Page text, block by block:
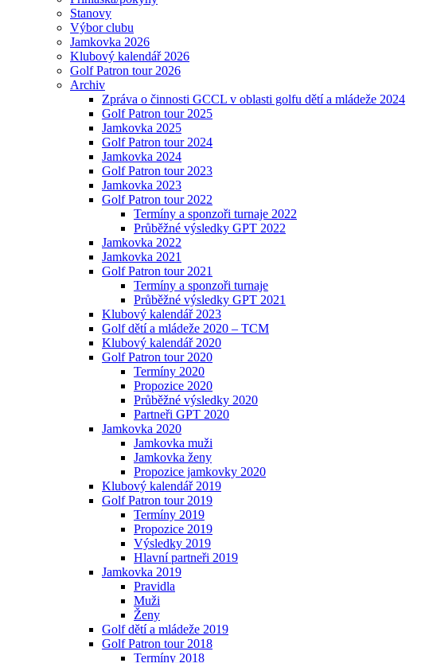
Stanovy
Výbor clubu
Jamkovka 2026
Klubový kalendář 2026
Golf Patron tour 2026
Archiv
Zpráva o činnosti GCCL v oblasti golfu dětí a mládeže 2024
Golf Patron tour 2025
Jamkovka 2025
Golf Patron tour 2024
Jamkovka 2024
Golf Patron tour 2023
Jamkovka 2023
Golf Patron tour 2022
Termíny a sponzoři turnaje 2022
Průběžné výsledky GPT 2022
Jamkovka 2022
Jamkovka 2021
Golf Patron tour 2021
Termíny a sponzoři turnaje
Průběžné výsledky GPT 2021
Klubový kalendář 2023
Golf dětí a mládeže 2020 – TCM
Klubový kalendář 2020
Golf Patron tour 2020
Termíny 2020
Propozice 2020
Průběžné výsledky 2020
Partneři GPT 2020
Jamkovka 2020
Jamkovka muži
Jamkovka ženy
Propozice jamkovky 2020
Klubový kalendář 2019
Golf Patron tour 2019
Termíny 2019
Propozice 2019
Výsledky 2019
Hlavní partneři 2019
Jamkovka 2019
Pravidla
Muži
Ženy
Golf dětí a mládeže 2019
Golf Patron tour 2018
Termíny 2018